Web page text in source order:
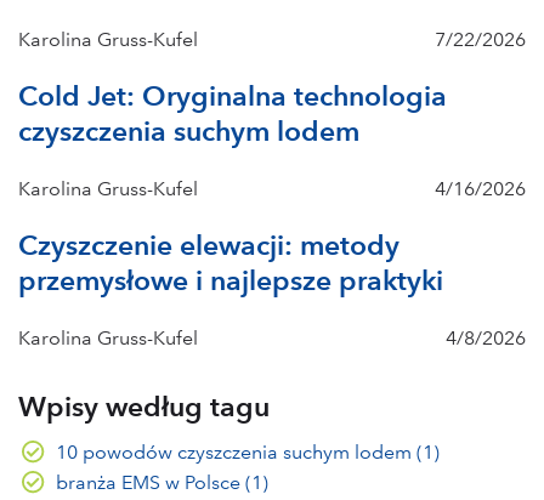
Karolina Gruss-Kufel 7/22/2026
Cold Jet: Oryginalna technologia
czyszczenia suchym lodem
Karolina Gruss-Kufel 4/16/2026
Czyszczenie elewacji: metody
przemysłowe i najlepsze praktyki
Karolina Gruss-Kufel 4/8/2026
Wpisy według tagu
10 powodów czyszczenia suchym lodem (1)
branża EMS w Polsce (1)